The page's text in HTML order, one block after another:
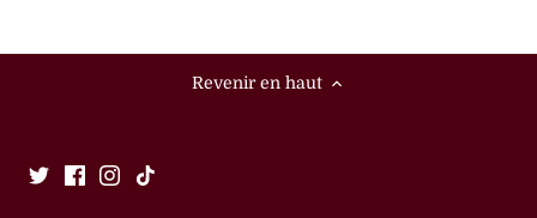
Revenir en haut